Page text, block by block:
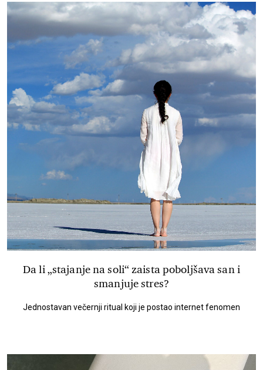
Da li „stajanje na soli“ zaista poboljšava san i
smanjuje stres?
Jednostavan večernji ritual koji je postao internet fenomen